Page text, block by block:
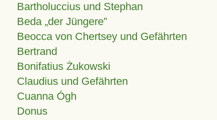
Bartholuccius und Stephan
Beda „der Jüngere”
Beocca von Chertsey und Gefährten
Bertrand
Bonifatius Żukowski
Claudius und Gefährten
Cuanna Ógh
Donus